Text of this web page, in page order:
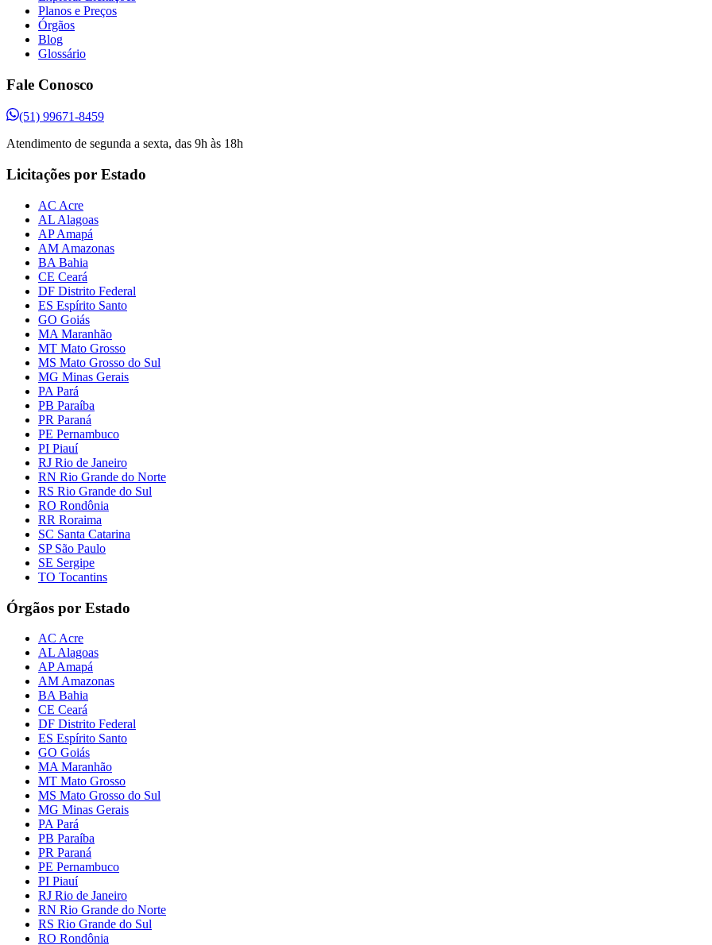
Planos e Preços
Órgãos
Blog
Glossário
Fale Conosco
(51) 99671-8459
Atendimento de segunda a sexta, das 9h às 18h
Licitações por Estado
AC Acre
AL Alagoas
AP Amapá
AM Amazonas
BA Bahia
CE Ceará
DF Distrito Federal
ES Espírito Santo
GO Goiás
MA Maranhão
MT Mato Grosso
MS Mato Grosso do Sul
MG Minas Gerais
PA Pará
PB Paraíba
PR Paraná
PE Pernambuco
PI Piauí
RJ Rio de Janeiro
RN Rio Grande do Norte
RS Rio Grande do Sul
RO Rondônia
RR Roraima
SC Santa Catarina
SP São Paulo
SE Sergipe
TO Tocantins
Órgãos por Estado
AC Acre
AL Alagoas
AP Amapá
AM Amazonas
BA Bahia
CE Ceará
DF Distrito Federal
ES Espírito Santo
GO Goiás
MA Maranhão
MT Mato Grosso
MS Mato Grosso do Sul
MG Minas Gerais
PA Pará
PB Paraíba
PR Paraná
PE Pernambuco
PI Piauí
RJ Rio de Janeiro
RN Rio Grande do Norte
RS Rio Grande do Sul
RO Rondônia